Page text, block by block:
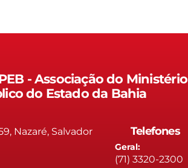
- Associação do Ministério
do Estado da Bahia
Nazaré, Salvador
Telefones
Geral:
(71) 3320-2300